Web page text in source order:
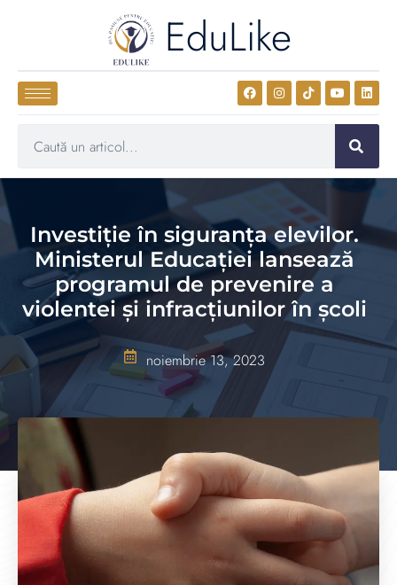
EduLike
Investiție în siguranța elevilor.
Ministerul Educației lansează
programul de prevenire a
violentei și infracțiunilor în școli
noiembrie 13, 2023